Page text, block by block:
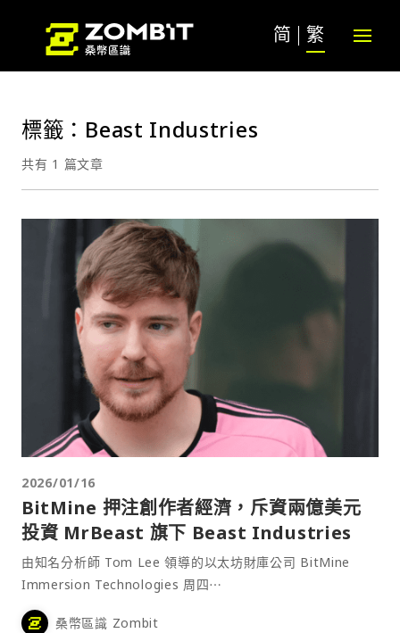
简 繁
標籤：Beast Industries
共有 1 篇文章
2026/01/16
BitMine 押注創作者經濟，斥資兩億美元
投資 MrBeast 旗下 Beast Industries
由知名分析師 Tom Lee 領導的以太坊財庫公司 BitMine
Immersion Technologies 周四⋯
桑幣區識 Zombit